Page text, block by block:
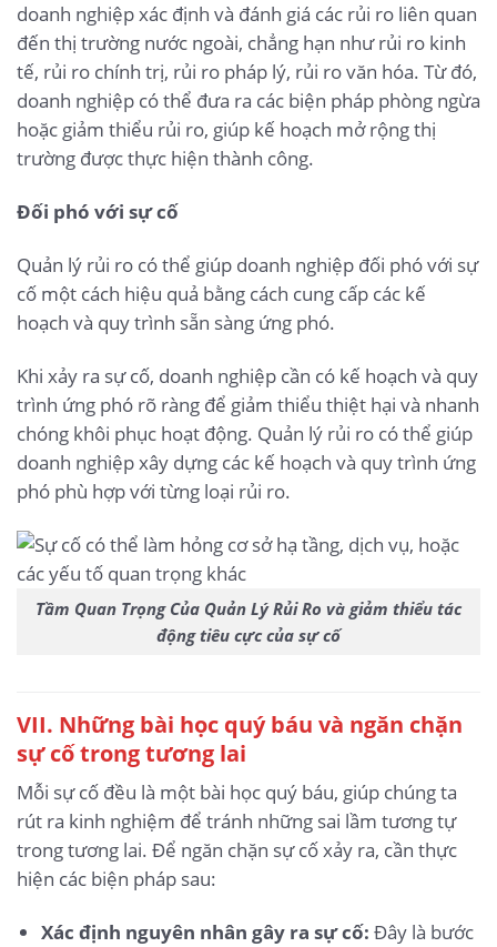
doanh nghiệp xác định và đánh giá các rủi ro liên quan
đến thị trường nước ngoài, chẳng hạn như rủi ro kinh
tế, rủi ro chính trị, rủi ro pháp lý, rủi ro văn hóa. Từ đó,
doanh nghiệp có thể đưa ra các biện pháp phòng ngừa
hoặc giảm thiểu rủi ro, giúp kế hoạch mở rộng thị
trường được thực hiện thành công.
Đối phó với sự cố
Quản lý rủi ro có thể giúp doanh nghiệp đối phó với sự
cố một cách hiệu quả bằng cách cung cấp các kế
hoạch và quy trình sẵn sàng ứng phó.
Khi xảy ra sự cố, doanh nghiệp cần có kế hoạch và quy
trình ứng phó rõ ràng để giảm thiểu thiệt hại và nhanh
chóng khôi phục hoạt động. Quản lý rủi ro có thể giúp
doanh nghiệp xây dựng các kế hoạch và quy trình ứng
phó phù hợp với từng loại rủi ro.
Tầm Quan Trọng Của Quản Lý Rủi Ro và giảm thiểu tác
động tiêu cực của sự cố
VII. Những bài học quý báu và ngăn chặn
sự cố trong tương lai
Mỗi sự cố đều là một bài học quý báu, giúp chúng ta
rút ra kinh nghiệm để tránh những sai lầm tương tự
trong tương lai. Để ngăn chặn sự cố xảy ra, cần thực
hiện các biện pháp sau:
Xác định nguyên nhân gây ra sự cố: Đây là bước